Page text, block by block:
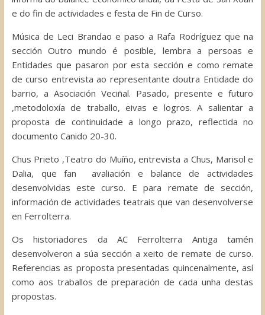
e do fin de actividades e festa de Fin de Curso.
Música de Leci Brandao e paso a Rafa Rodríguez que na
sección Outro mundo é posible, lembra a persoas e
Entidades que pasaron por esta sección e como remate
de curso entrevista ao representante doutra Entidade do
barrio, a Asociación Veciñal. Pasado, presente e futuro
,metodoloxía de traballo, eivas e logros. A salientar a
proposta de continuidade a longo prazo, reflectida no
documento Canido 20-30.
Chus Prieto ,Teatro do Muíño, entrevista a Chus, Marisol e
Dalia, que fan avaliación e balance de actividades
desenvolvidas este curso. E para remate de sección,
información de actividades teatrais que van desenvolverse
en Ferrolterra.
Os historiadores da AC Ferrolterra Antiga tamén
desenvolveron a súa sección a xeito de remate de curso.
Referencias as proposta presentadas quincenalmente, así
como aos traballos de preparación de cada unha destas
propostas.